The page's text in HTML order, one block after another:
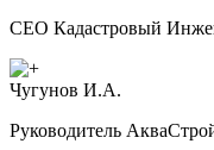
CEO Кадастровый
Чугунов И.А.
Руководитель